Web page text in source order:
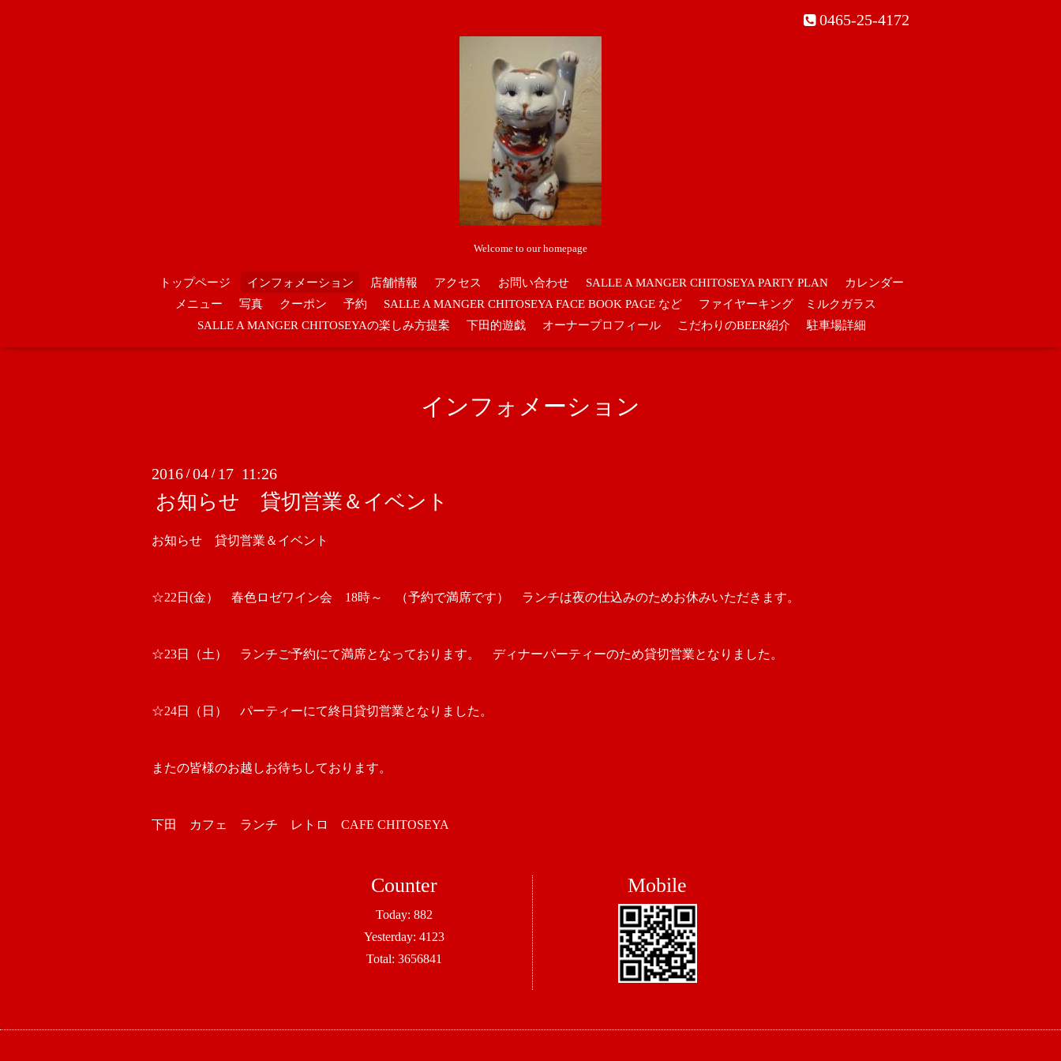
0465-25-4172
Welcome to our homepage
トップページ インフォメーション 店舗情報 アクセス お問い合わせ SALLE A MANGER CHITOSEYA PARTY PLAN
カレンダー
メニュー
写真 クーポン 予約 SALLE A MANGER CHITOSEYA FACE BOOK PAGE など
ファイヤーキング ミルクガラス
SALLE A MANGER CHITOSEYAの楽しみ方提案
下田的遊戯 オーナープロフィール こだわりのBEER紹介 駐車場詳細
インフォメーション
2016 /04 / 17 11:26
お知らせ 貸切営業＆イベント
お知らせ 貸切営業＆イベント
☆22日(金） 春色ロゼワイン会 18時～ （予約で満席です） ランチは夜の仕込みのためお休みいただきます。
☆23日（土） ランチご予約にて満席となっております。 ディナーパーティーのため貸切営業となりました。
☆24日（日） パーティーにて終日貸切営業となりました。
またの皆様のお越しお待ちしております。
下田 カフェ ランチ レトロ CAFE CHITOSEYA
Counter
Today: 882
Yesterday: 4123
Total: 3656841
Mobile